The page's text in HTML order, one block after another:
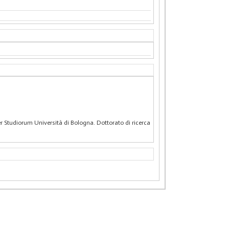
Studiorum Università di Bologna. Dottorato di ricerca